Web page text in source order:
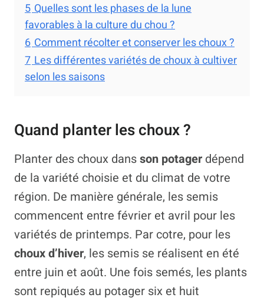
5 Quelles sont les phases de la lune
favorables à la culture du chou ?
6 Comment récolter et conserver les choux ?
7 Les différentes variétés de choux à cultiver
selon les saisons
Quand planter les choux ?
Planter des choux dansson potager dépend
de la variété choisie et du climat de votre
région. De manière générale, les semis
commencent entre février et avril pour les
variétés de printemps. Par cotre, pour les
choux d’hiver, les semis se réalisent en été
entre juin et août. Une fois semés, les plants
sont repiqués au potager six et huit